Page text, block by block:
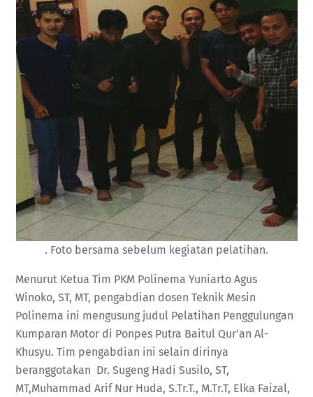
. Foto bersama sebelum kegiatan pelatihan.
Menurut Ketua Tim PKM Polinema Yuniarto Agus
Winoko, ST, MT, pengabdian dosen Teknik Mesin
Polinema ini mengusung judul Pelatihan Penggulungan
Kumparan Motor di Ponpes Putra Baitul Qur’an Al-
Khusyu. Tim pengabdian ini selain dirinya
beranggotakan Dr. Sugeng Hadi Susilo, ST,
MT,Muhammad Arif Nur Huda, S.Tr.T., M.Tr.T, Elka Faizal,